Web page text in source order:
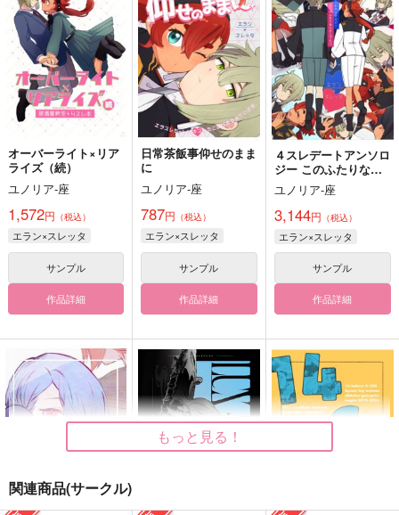
オーバーライト×リア
ライズ（続）
ユノリア-座
1,572円 （税込）
エラン×スレッタ
サンプル
作品詳細
日常茶飯事仰せのまま
に
ユノリア-座
787円 （税込）
エラン×スレッタ
サンプル
作品詳細
４スレデートアンソロ
ジー このふたりなら
どこでも
ユノリア-座
3,144円 （税込）
エラン×スレッタ
サンプル
作品詳細
もっと見る！
関連商品(サークル)